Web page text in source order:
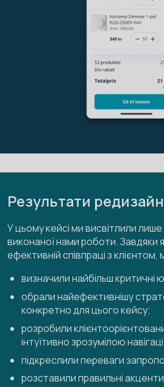
Результати
У цьому кейсі ми висвітлили
виконаної нами роботи. Завдяки
ефективній співпраці з клієнтом,
визначили найбільш критичні
обрали найефективнішу
конкретно для цього кейсу;
розробили
інтуїтивно зрозумілою
підкреслили переваги
розставили правильні